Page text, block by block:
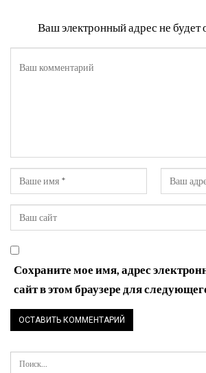
Ваш электронный адрес не будет
Сохраните мое имя, адрес
сайт в этом браузере для